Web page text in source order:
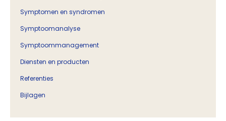
Symptomen en syndromen
Symptoomanalyse
Symptoommanagement
Diensten en producten
Referenties
Bijlagen